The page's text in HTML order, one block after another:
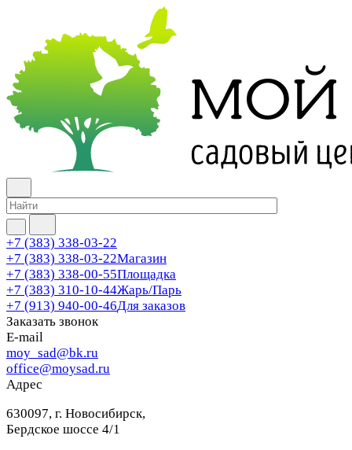
+7 (383) 338-03-22
+7 (383) 338-03-22Магазин
+7 (383) 338-00-55Площадка
+7 (383) 310-10-44Жарь/Парь
+7 (913) 940-00-46Для заказов
Заказать звонок
E-mail
moy_sad@bk.ru
office@moysad.ru
Адрес
630097, г. Новосибирск,
Бердское шоссе 4/1